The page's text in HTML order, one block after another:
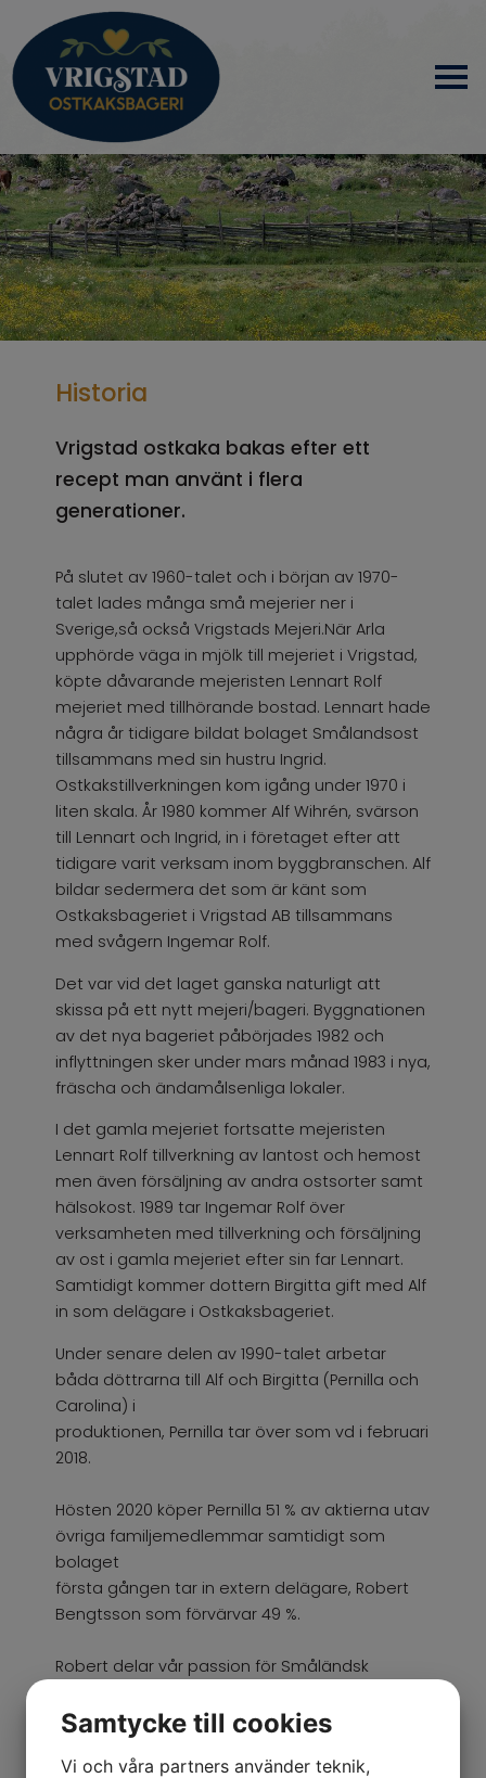
HEM
OM OSS
PRODUKTER
KONTAKT
Historia
Vrigstad ostkaka bakas efter ett
recept man använt i flera
generationer.
På slutet av 1960-talet och i början av 1970-
talet lades många små mejerier ner i
Sverige,så också Vrigstads Mejeri.När Arla
upphörde väga in mjölk till mejeriet i Vrigstad,
köpte dåvarande mejeristen Lennart Rolf
mejeriet med tillhörande bostad. Lennart hade
några år tidigare bildat bolaget Smålandsost
tillsammans med sin hustru Ingrid.
Ostkakstillverkningen kom igång under 1970 i
liten skala. År 1980 kommer Alf Wihrén, svärson
till Lennart och Ingrid, in i företaget efter att
tidigare varit verksam inom byggbranschen. Alf
bildar sedermera det som är känt som
Ostkaksbageriet i Vrigstad AB tillsammans
med svågern Ingemar Rolf.
Det var vid det laget ganska naturligt att
skissa på ett nytt mejeri/bageri. Byggnationen
av det nya bageriet påbörjades 1982 och
inflyttningen sker under mars månad 1983 i nya,
fräscha och ändamålsenliga lokaler.
I det gamla mejeriet fortsatte mejeristen
Lennart Rolf tillverkning av lantost och hemost
men även försäljning av andra ostsorter samt
hälsokost. 1989 tar Ingemar Rolf över
verksamheten med tillverkning och försäljning
av ost i gamla mejeriet efter sin far Lennart.
Samtidigt kommer dottern Birgitta gift med Alf
in som delägare i Ostkaksbageriet.
Under senare delen av 1990-talet arbetar
båda döttrarna till Alf och Birgitta (Pernilla och
Carolina) i
produktionen, Pernilla tar över som vd i februari
2018.
Hösten 2020 köper Pernilla 51 % av aktierna utav
övriga familjemedlemmar samtidigt som
bolaget
första gången tar in extern delägare, Robert
Bengtsson som förvärvar 49 %.
Robert delar vår passion för Småländsk
Osteria i Falköping.
Samtycke till cookies
Vi och våra partners använder teknik,